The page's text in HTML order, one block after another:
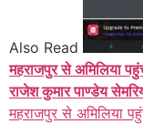
Also Read
महराजपुर से अमिलिया
राजेश कुमार पाण्डेय
महराजपुर से अमिलिया